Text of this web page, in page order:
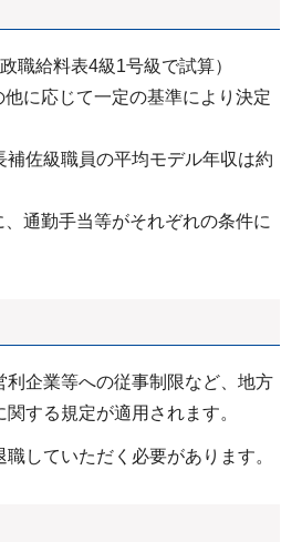
給料表4級1号級で試算）
に応じて一定の基準により決定
佐級職員の平均モデル年収は約
通勤手当等がそれぞれの条件に
利企業等への従事制限など、地方
する規定が適用されます。
していただく必要があります。